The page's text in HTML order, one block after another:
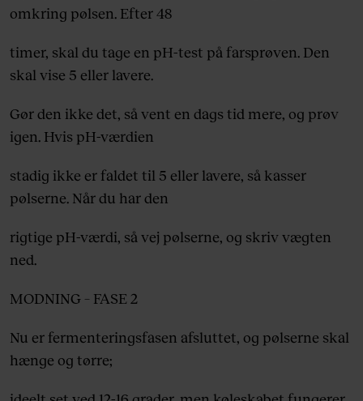
omkring pølsen. Efter 48
timer, skal du tage en pH-test på farsprøven. Den
skal vise 5 eller lavere.
Gør den ikke det, så vent en dags tid mere, og prøv
igen. Hvis pH-værdien
stadig ikke er faldet til 5 eller lavere, så kasser
pølserne. Når du har den
rigtige pH-værdi, så vej pølserne, og skriv vægten
ned.
MODNING – FASE 2
Nu er fermenteringsfasen afsluttet, og pølserne skal
hænge og tørre;